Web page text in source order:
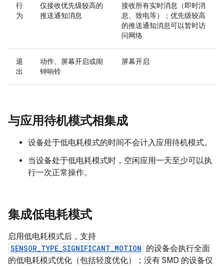
行
为
仅接收优先级较高的
推送通知消息
接收所有实时消息（即时消
息、致电等）；优先级较高
的推送通知消息可以暂时访
问网络
退
出
动作、屏幕开启或闹
钟响铃
屏幕开启
与应用待机模式相集成
设备处于低电耗模式的时间不会计入应用待机模式。
当设备处于低电耗模式时，空闲应用一天至少可以执
行一次正常操作。
集成低电耗模式
启用低电耗模式后，支持
SENSOR_TYPE_SIGNIFICANT_MOTION 的设备会执行全面
的低电耗模式优化（包括轻度优化）；没有 SMD 的设备仅